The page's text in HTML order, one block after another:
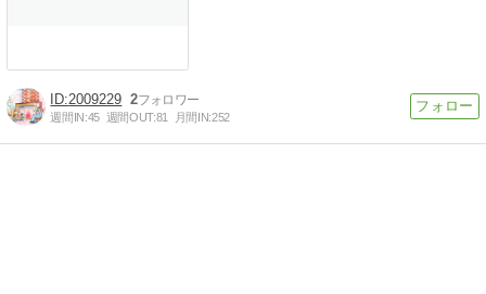
2009229 2
週間IN:45 週間OUT:81 月間IN:252